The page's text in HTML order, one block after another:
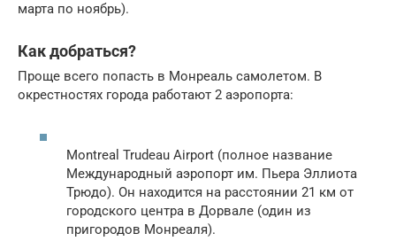
марта по ноябрь).
Как добраться?
Проще всего попасть в Монреаль самолетом. В
окрестностях города работают 2 аэропорта:
Montreal Trudeau Airport (полное название
Международный аэропорт им. Пьера Эллиота
Трюдо). Он находится на расстоянии 21 км от
городского центра в Дорвале (один из
пригородов Монреаля).